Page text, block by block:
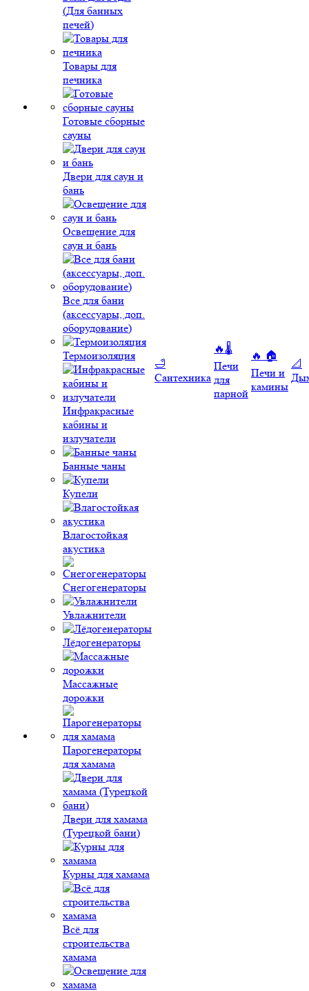
(Для банных
печей)
Товары для
печника
Готовые сборные
сауны
Двери для саун и
бань
Освещение для
саун и бань
Все для бани
(аксессуары, доп.
оборудование)
Термоизоляция
Инфракрасные
кабины и
излучатели
Банные чаны
Купели
Влагостойкая
акустика
Снегогенераторы
Увлажнители
Лёдогенераторы
Массажные
дорожки
Парогенераторы
для хамама
Двери для хамама
(Турецкой бани)
Курны для хамама
Всё для
строительства
хамама
🛁
Сантехника
🔥🌡️
Печи
для
парной
🔥 🏠
Печи и
камины
📐